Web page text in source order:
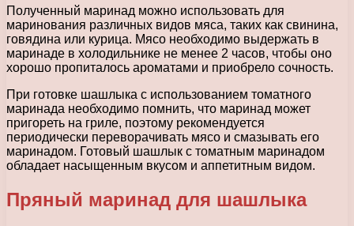
Полученный маринад можно использовать для
маринования различных видов мяса, таких как свинина,
говядина или курица. Мясо необходимо выдержать в
маринаде в холодильнике не менее 2 часов, чтобы оно
хорошо пропиталось ароматами и приобрело сочность.
При готовке шашлыка с использованием томатного
маринада необходимо помнить, что маринад может
пригореть на гриле, поэтому рекомендуется
периодически переворачивать мясо и смазывать его
маринадом. Готовый шашлык с томатным маринадом
обладает насыщенным вкусом и аппетитным видом.
Пряный маринад для шашлыка